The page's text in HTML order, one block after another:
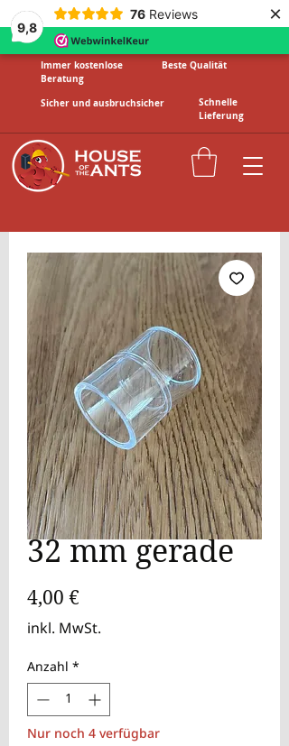
9,8
76 Reviews ×
Immer kostenlose
Beratung
Beste Qualität
Sicher und ausbruchsicher
Schnelle
Lieferung
32 mm gerade
4,00 €
inkl. MwSt.
Anzahl*
Nur noch 4 verfügbar